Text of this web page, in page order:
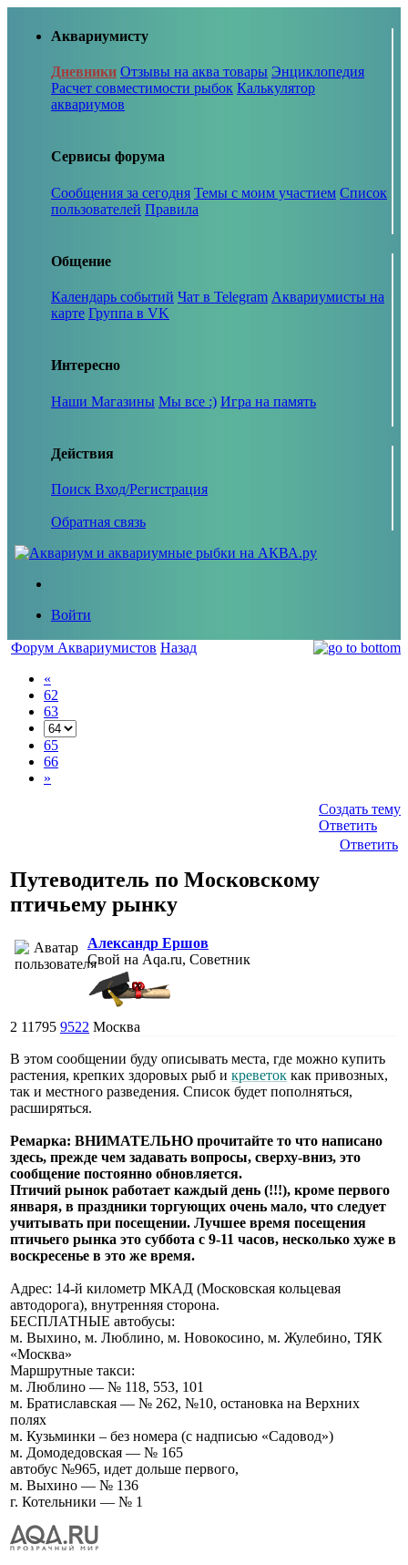
Аквариумисту
Дневники Отзывы на аква товары Энциклопедия
Расчет совместимости рыбок Калькулятор
аквариумов
Сервисы форума
Сообщения за сегодня Темы с моим участием Список
пользователей Правила
Общение
Календарь событий Чат в Telegram Аквариумисты на
карте Группа в VK
Интересно
Наши Магазины Мы все :) Игра на память
Действия
Поиск Вход/Регистрация
Обратная связь
Войти
Форум Аквариумистов Назад
«
62
63
65
66
»
Создать тему
Ответить
Ответить
Путеводитель по Московскому
птичьему рынку
Александр Ершов
Свой на Aqa.ru, Советник
2 11795 9522 Москва
В этом сообщении буду описывать места, где можно купить
растения, крепких здоровых рыб и креветок как привозных,
так и местного разведения. Список будет пополняться,
расширяться.
Ремарка: ВНИМАТЕЛЬНО прочитайте то что написано
здесь, прежде чем задавать вопросы, сверху-вниз, это
сообщение постоянно обновляется.
Птичий рынок работает каждый день (!!!), кроме первого
января, в праздники торгующих очень мало, что следует
учитывать при посещении. Лучшее время посещения
птичьего рынка это суббота с 9-11 часов, несколько хуже в
воскресенье в это же время.
Адрес: 14-й километр МКАД (Московская кольцевая
автодорога), внутренняя сторона.
БЕСПЛАТНЫЕ автобусы:
м. Выхино, м. Люблино, м. Новокосино, м. Жулебино, ТЯК
«Москва»
Маршрутные такси:
м. Люблино — № 118, 553, 101
м. Братиславская — № 262, №10, остановка на Верхних
полях
м. Кузьминки – без номера (с надписью «Садовод»)
м. Домодедовская — № 165
автобус №965, идет дольше первого,
м. Выхино — № 136
г. Котельники — № 1